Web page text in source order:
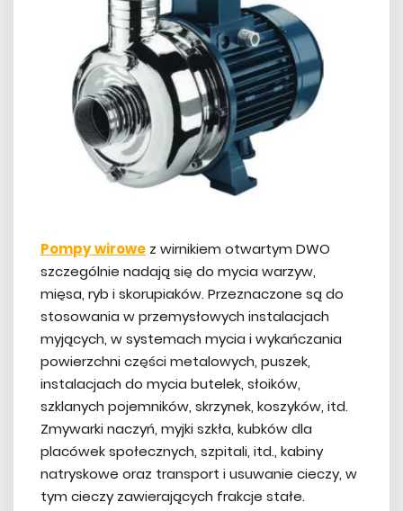
Pompy wirowe z wirnikiem otwartym DWO
szczególnie nadają się do mycia warzyw,
mięsa, ryb i skorupiaków. Przeznaczone są do
stosowania w przemysłowych instalacjach
myjących, w systemach mycia i wykańczania
powierzchni części metalowych, puszek,
instalacjach do mycia butelek, słoików,
szklanych pojemników, skrzynek, koszyków, itd.
Zmywarki naczyń, myjki szkła, kubków dla
placówek społecznych, szpitali, itd., kabiny
natryskowe oraz transport i usuwanie cieczy, w
tym cieczy zawierających frakcje stałe.